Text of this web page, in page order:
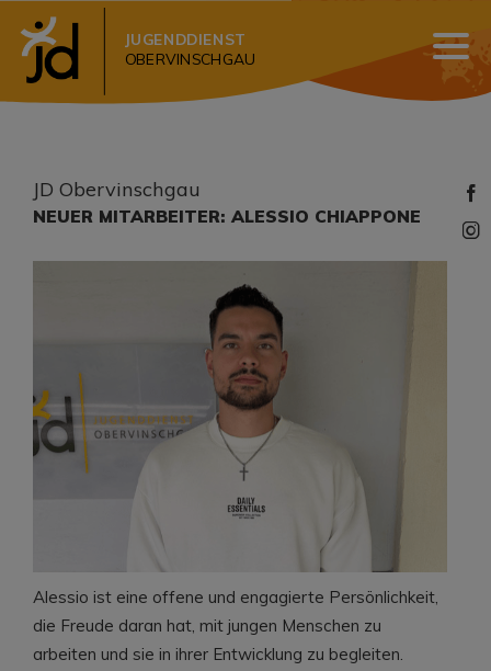
JUGENDDIENST
OBERVINSCHGAU
JD Obervinschgau
NEUER MITARBEITER: ALESSIO CHIAPPONE
Alessio ist eine offene und engagierte Persönlichkeit,
die Freude daran hat, mit jungen Menschen zu
arbeiten und sie in ihrer Entwicklung zu begleiten.